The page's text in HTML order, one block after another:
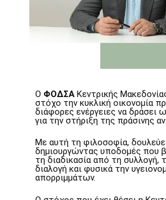
Ο ΦΟΔΣΑ Κεντρικής
στόχο την κυκλική οικονομία
διάφορες ενέργειες να δράσει
για την στήριξη της πράσινης
Με αυτή τη φιλοσοφία,
δημιουργώντας υποδομές που
τη διαδικασία από τη συλλογή,
διαλογή και φυσικά την
απορριμμάτων.